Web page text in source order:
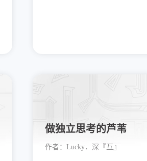
做独立思考的芦苇
作者： Lucky．深『互』